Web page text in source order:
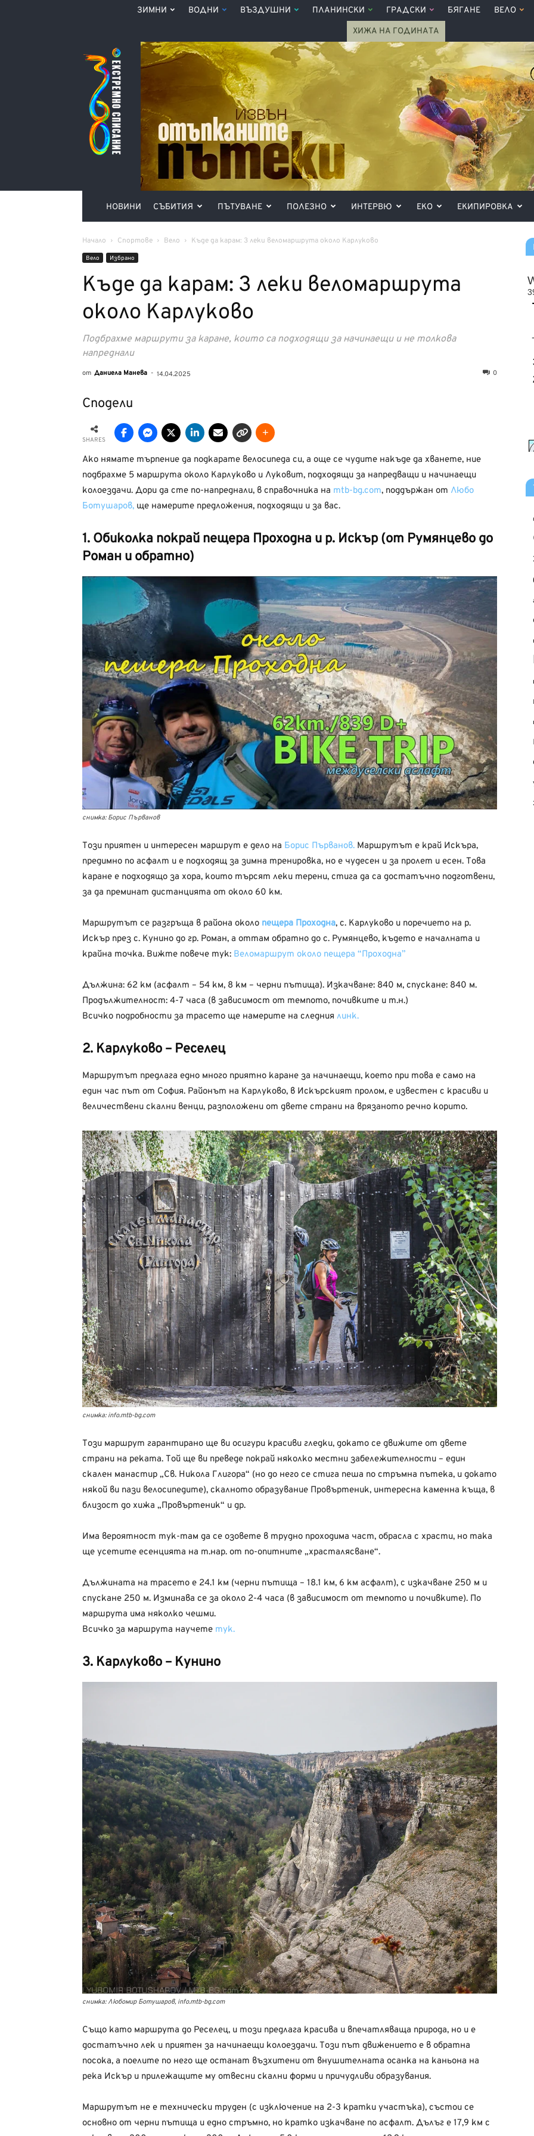
ЗИМНИ ВОДНИ ВЪЗДУШНИ ПЛАНИНСКИ ГРАДСКИ БЯГАНЕ ВЕЛО
ХИЖА НА ГОДИНАТА
Списание
360°
НОВИНИ СЪБИТИЯ ПЪТУВАНЕ ПОЛЕЗНО ИНТЕРВЮ ЕКО ЕКИПИРОВКА
Начало Спортове Вело Къде да карам: 3 леки веломаршрута около Карлуково
Вело Избрано
Къде да карам: 3 леки веломаршрута
около Карлуково
Подбрахме маршрути за каране, които са подходящи за начинаещи и не толкова
напреднали
от Даниела Манева - 14.04.2025 0
Сподели
SHARES
Ако нямате търпение да подкарате велосипеда си, а още се чудите накъде да хванете, ние
подбрахме 5 маршрута около Карлуково и Луковит, подходящи за напредващи и начинаещи
колоездачи. Дори да сте по-напреднали, в справочника на mtb-bg.com, поддържан от Любо
Ботушаров, ще намерите предложения, подходящи и за вас.
1. Обиколка покрай пещера Проходна и р. Искър (от Румянцево до
Роман и обратно)
снимка: Борис Първанов
Този приятен и интересен маршрут е дело на Борис Първанов. Маршрутът е край Искъра,
предимно по асфалт и е подходящ за зимна тренировка, но е чудесен и за пролет и есен. Това
каране е подходящо за хора, които търсят леки терени, стига да са достатъчно подготвени,
за да преминат дистанцията от около 60 км.
Маршрутът се разгръща в района около пещера Проходна, с. Карлуково и поречието на р.
Искър през с. Кунино до гр. Роман, а оттам обратно до с. Румянцево, където е началната и
крайна точка. Вижте повече тук: Веломаршрут около пещера “Проходна”
Дължина: 62 км (асфалт – 54 км, 8 км – черни пътища). Изкачване: 840 м, спускане: 840 м.
Продължителност: 4-7 часа (в зависимост от темпото, почивките и т.н.)
Всичко подробности за трасето ще намерите на следния линк.
2. Карлуково – Реселец
Маршрутът предлага едно много приятно каране за начинаещи, което при това е само на
един час път от София. Районът на Карлуково, в Искърският пролом, е известен с красиви и
величествени скални венци, разположени от двете страни на врязаното речно корито.
снимка: info.mtb-bg.com
Този маршрут гарантирано ще ви осигури красиви гледки, докато се движите от двете
страни на реката. Той ще ви преведе покрай няколко местни забележителности – един
скален манастир „Св. Никола Глигора“ (но до него се стига пеша по стръмна пътека, и докато
някой ви пази велосипедите), скалното образувание Провъртеник, интересна каменна къща, в
близост до хижа „Провъртеник“ и др.
Има вероятност тук-там да се озовете в трудно проходима част, обрасла с храсти, но така
ще усетите есенцията на т.нар. от по-опитните „храсталясване“.
Дължината на трасето е 24.1 км (черни пътища – 18.1 км, 6 км асфалт), с изкачване 250 м и
спускане 250 м. Изминава се за около 2-4 часа (в зависимост от темпото и почивките). По
маршрута има няколко чешми.
Всичко за маршрута научете тук.
3. Карлуково – Кунино
снимка: Любомир Ботушаров, info.mtb-bg.com
Също като маршрута до Реселец, и този предлага красива и впечатляваща природа, но и е
достатъчно лек и приятен за начинаещи колоездачи. Този път движението е в обратна
посока, а поелите по него ще останат възхитени от внушителната осанка на каньона на
река Искър и прилежащите му отвесни скални форми и причудливи образувания.
Маршрутът не е технически труден (с изключение на 2-3 кратки участъка), състои се
основно от черни пътища и едно стръмно, но кратко изкачване по асфалт. Дълъг е 17,9 км с